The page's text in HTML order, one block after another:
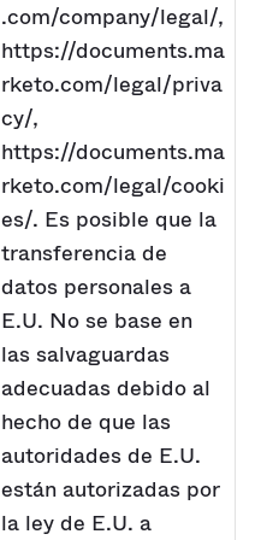
.com/company/legal/,
https://documents.ma
rketo.com/legal/priva
cy/,
https://documents.ma
rketo.com/legal/cooki
es/. Es posible que la
transferencia de
datos personales a
E.U. No se base en
las salvaguardas
adecuadas debido al
hecho de que las
autoridades de E.U.
están autorizadas por
la ley de E.U. a